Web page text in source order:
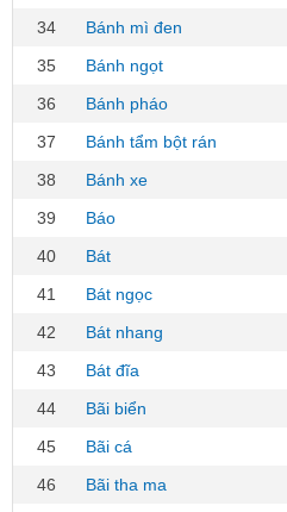
34
Bánh mì đen
35
Bánh ngọt
36
Bánh pháo
37
Bánh tẩm bột rán
38
Bánh xe
39
Báo
40
Bát
41
Bát ngọc
42
Bát nhang
43
Bát đĩa
44
Bãi biển
45
Bãi cá
46
Bãi tha ma